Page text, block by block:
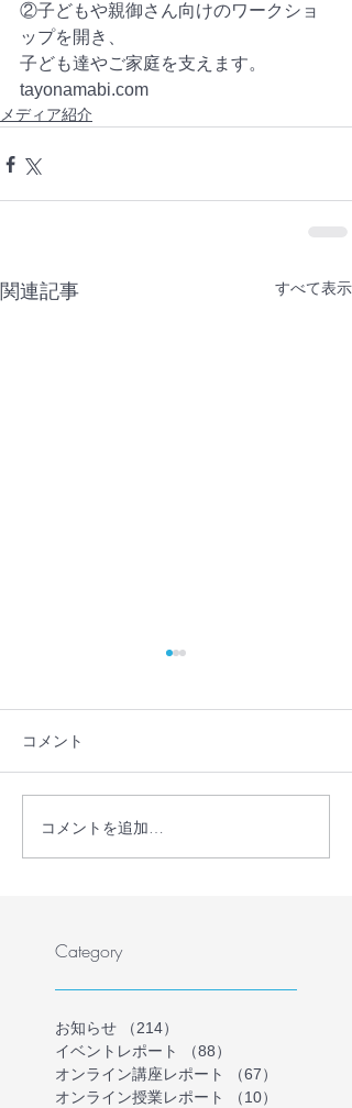
②子どもや親御さん向けのワークショ
ップを開き、
子ども達やご家庭を支えます。
tayonamabi.com
メディア紹介
関連記事 すべて表示
【メディア掲載】
STORY（ストーリィ）6
コメント
コメントを追加…
Category
お知らせ （214）
イベントレポート
（88）
オンライン講座レポート
（67）
オンライン授業レポート
（10）